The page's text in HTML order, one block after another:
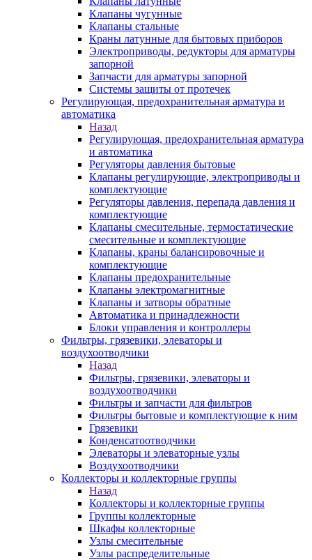
Клапаны чугунные
Клапаны стальные
Краны латунные для бытовых приборов
Электроприводы, редукторы для арматуры
запорной
Запчасти для арматуры запорной
Системы защиты от протечек
Регулирующая, предохранительная арматура и
автоматика
Назад
Регулирующая, предохранительная арматура
и автоматика
Регуляторы давления бытовые
Клапаны регулирующие, электроприводы и
комплектующие
Регуляторы давления, перепада давления и
комплектующие
Клапаны смесительные, термостатические
смесительные и комплектующие
Клапаны, краны балансировочные и
комплектующие
Клапаны предохранительные
Клапаны электромагнитные
Клапаны и затворы обратные
Автоматика и принадлежности
Блоки управления и контроллеры
Фильтры, грязевики, элеваторы и
воздухоотводчики
Назад
Фильтры, грязевики, элеваторы и
воздухоотводчики
Фильтры и запчасти для фильтров
Фильтры бытовые и комплектующие к ним
Грязевики
Конденсатоотводчики
Элеваторы и элеваторные узлы
Воздухоотводчики
Коллекторы и коллекторные группы
Назад
Коллекторы и коллекторные группы
Группы коллекторные
Шкафы коллекторные
Узлы смесительные
Узлы распределительные